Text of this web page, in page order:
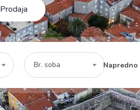
Prodaja
Br. soba Napredno